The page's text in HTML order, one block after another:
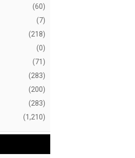
(60)
(7)
(218)
(0)
(71)
(283)
(200)
(283)
(1,210)